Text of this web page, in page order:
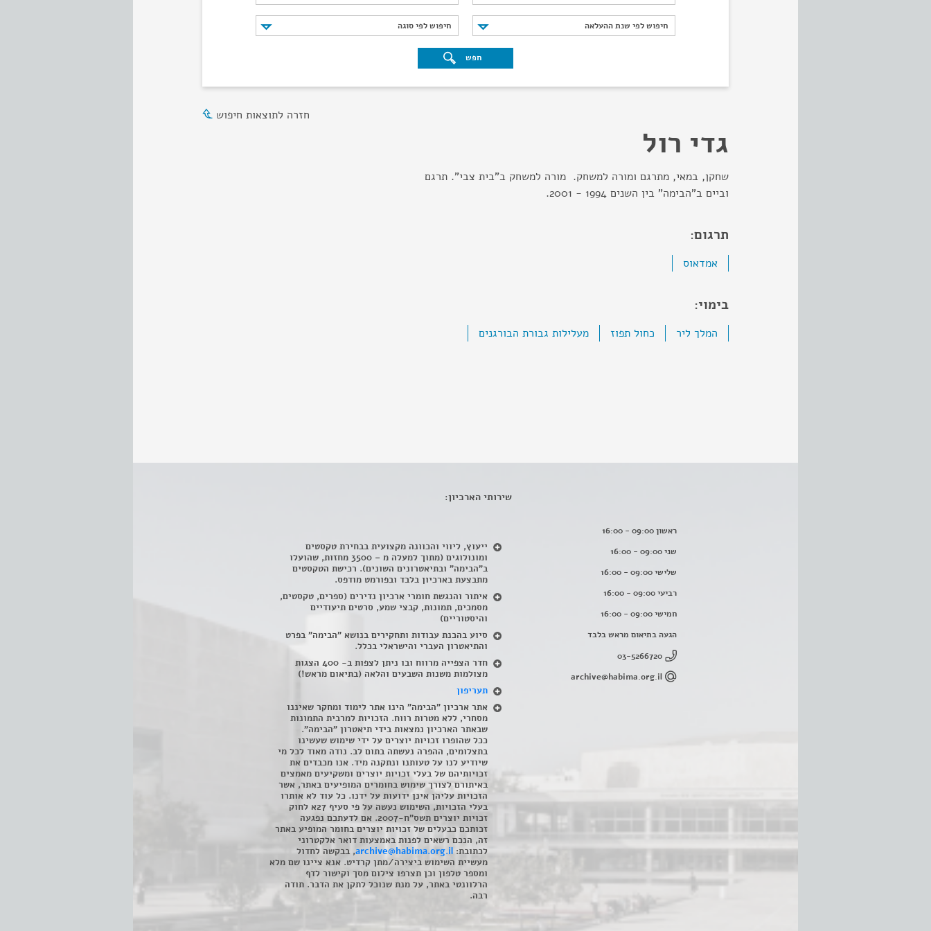
חיפוש לפי שנת ההעלאה
חיפוש לפי שנת ההעלאה חיפוש לפי סוגה
חיפוש לפי סוגה
חפש
חזרה לתוצאות חיפוש
גדי רול
שחקן, במאי, מתרגם ומורה למשחק. מורה למשחק ב"בית צבי". תרגם
וביים ב"הבימה" בין השנים 1994 - 2001.
תרגום:
אמדאוס
בימוי:
המלך ליר כחול תפוז מעלילות גבורת הבורגנים
ראשון 09:00 - 16:00
שני 09:00 - 16:00
שלישי 09:00 - 16:00
רביעי 09:00 - 16:00
חמישי 09:00 - 16:00
הגעה בתיאום מראש בלבד
03-5266720
archive@habima.org.il
שירותי הארכיון:
ייעוץ, ליווי והכוונה מקצועית בבחירת טקסטים
ומונולוגים (מתוך למעלה מ – 3500 מחזות, שהועלו
ב"הבימה" ובתיאטרונים השונים). רכישת הטקסטים
מתבצעת בארכיון בלבד ובפורמט מודפס.
איתור והנגשת חומרי ארכיון נדירים (ספרים, טקסטים,
מסמכים, תמונות, קבצי שמע, סרטים תיעודיים
והיסטוריים)
סיוע בהכנת עבודות ותחקירים בנושא "הבימה" בפרט
והתיאטרון העברי והישראלי בכלל.
חדר הצפייה מרווח ובו ניתן לצפות ב- 400 הצגות
מצולמות משנות השבעים והלאה (בתיאום מראש!)
תעריפון
אתר ארכיון "הבימה" הינו אתר לימוד ומחקר שאיננו
מסחרי, ללא מטרות רווח. הזכויות למרבית התמונות
שבאתר הארכיון נמצאות בידי תיאטרון "הבימה".
ככל שהופרו זכויות יוצרים על ידי שימוש שעשינו
בתצלומים, ההפרה נעשתה בתום לב. נודה מאוד לכל מי
שיודיע לנו על טעותנו ונתקנה מיד. אנו מכבדים את
זכויותיהם של בעלי זכויות יוצרים ומשקיעים מאמצים
באיתורם לצורך שימוש בחומרים המופיעים באתר, אשר
הזכויות עליהן אינן ידועות על ידנו. כל עוד לא אותרו
בעלי הזכויות, השימוש נעשה על פי סעיף 27א לחוק
זכויות יוצרים תשס"ח-2007. אם לדעתכם נפגעה
זכותכם כבעלים של זכויות יוצרים בחומר המופיע באתר
זה, הנכם רשאים לפנות באמצעות דואר אלקטרוני
לכתובת: archive@habima.org.il, בבקשה לחדול
מעשיית השימוש ביצירה/מתן קרדיט. אנא ציינו שם מלא
ומספר טלפון וכן תצרפו צילום מסך וקישור לדף
הרלוונטי באתר, על מנת שנוכל לתקן את הדבר. תודה
רבה.